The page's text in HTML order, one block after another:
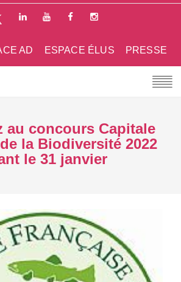
PRESSE
ESPACE ÉLUS
AD
au concours Capitale
la Biodiversité 2022
le 31 janvier